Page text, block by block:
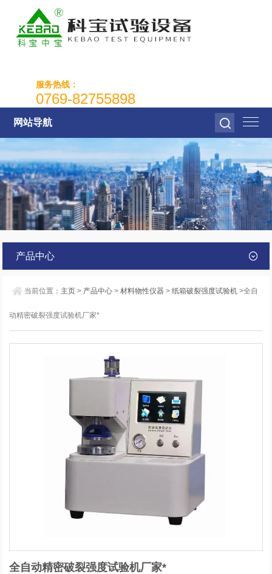
服务热线：
0769-82755898
网站导航
产品中心
当前位置： 主页 > 产品中心 >材料物性仪器 >纸箱破裂强度试验机 >全自
动精密破裂强度试验机厂家*
全自动精密破裂强度试验机厂家*